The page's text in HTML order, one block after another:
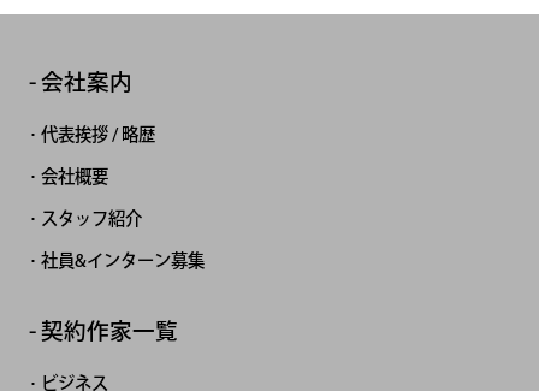
会社案内
代表挨拶 / 略歴
会社概要
スタッフ紹介
社員&インターン募集
契約作家一覧
ビジネス